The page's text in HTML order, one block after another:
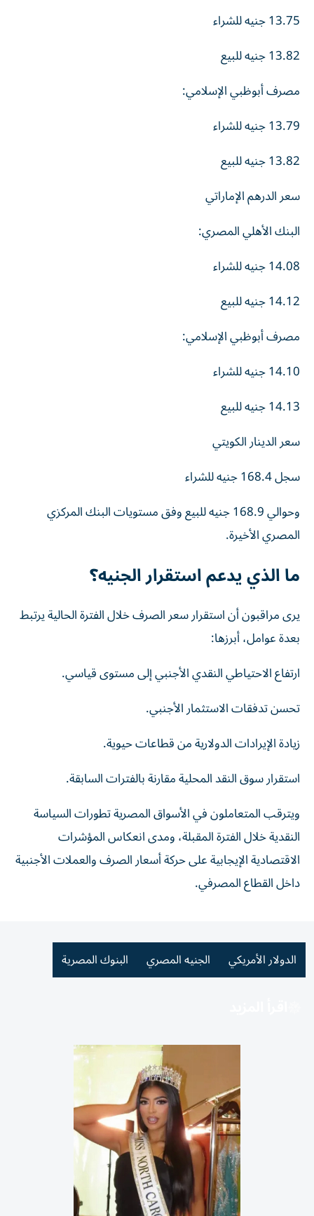
13.75 جنيه للشراء
13.82 جنيه للبيع
مصرف أبوظبي الإسلامي:
13.79 جنيه للشراء
13.82 جنيه للبيع
سعر الدرهم الإماراتي
البنك الأهلي المصري:
14.08 جنيه للشراء
14.12 جنيه للبيع
مصرف أبوظبي الإسلامي:
14.10 جنيه للشراء
14.13 جنيه للبيع
سعر الدينار الكويتي
سجل 168.4 جنيه للشراء
وحوالي 168.9 جنيه للبيع وفق مستويات البنك المركزي
المصري الأخيرة.
ما الذي يدعم استقرار الجنيه؟
يرى مراقبون أن استقرار سعر الصرف خلال الفترة الحالية يرتبط
بعدة عوامل، أبرزها:
ارتفاع الاحتياطي النقدي الأجنبي إلى مستوى قياسي.
تحسن تدفقات الاستثمار الأجنبي.
زيادة الإيرادات الدولارية من قطاعات حيوية.
استقرار سوق النقد المحلية مقارنة بالفترات السابقة.
ويترقب المتعاملون في الأسواق المصرية تطورات السياسة
النقدية خلال الفترة المقبلة، ومدى انعكاس المؤشرات
الاقتصادية الإيجابية على حركة أسعار الصرف والعملات الأجنبية
داخل القطاع المصرفي.
الدولار الأمريكي الجنيه المصري البنوك المصرية